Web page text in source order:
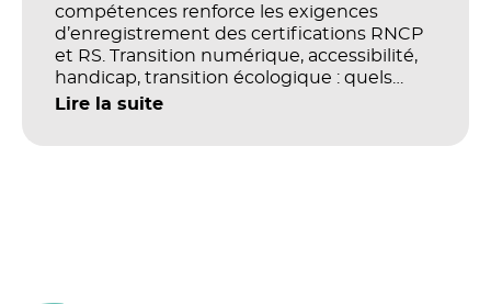
compétences renforce les exigences
d’enregistrement des certifications RNCP
et RS. Transition numérique, accessibilité,
handicap, transition écologique : quels
impacts concrets pour les référentiels dans
Lire la suite